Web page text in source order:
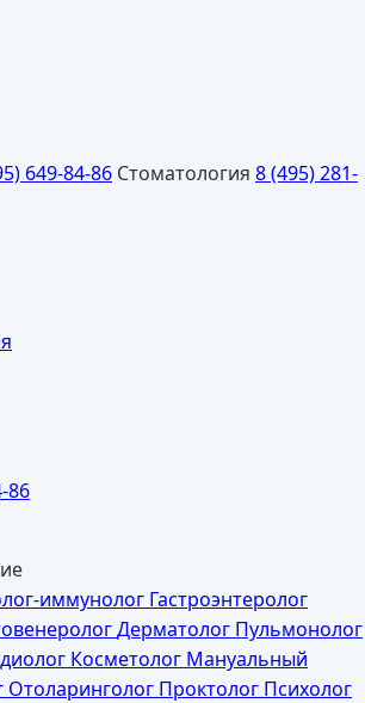
649-84-86 Стоматология 8 (495) 281-
86
иммунолог Гастроэнтеролог
Дерматолог Пульмонолог
Косметолог Мануальный
Отоларинголог Проктолог Психолог